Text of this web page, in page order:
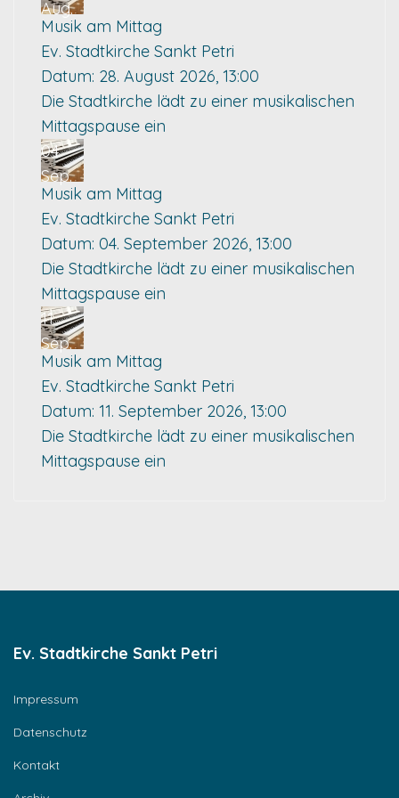
Aug.
Musik am Mittag
Ev. Stadtkirche Sankt Petri
Datum: 28. August 2026, 13:00
Die Stadtkirche lädt zu einer musikalischen
Mittagspause ein
04
Sep.
Musik am Mittag
Ev. Stadtkirche Sankt Petri
Datum: 04. September 2026, 13:00
Die Stadtkirche lädt zu einer musikalischen
Mittagspause ein
11
Sep.
Musik am Mittag
Ev. Stadtkirche Sankt Petri
Datum: 11. September 2026, 13:00
Die Stadtkirche lädt zu einer musikalischen
Mittagspause ein
Ev. Stadtkirche Sankt Petri
Impressum
Datenschutz
Kontakt